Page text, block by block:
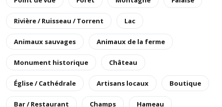
Rivière / Ruisseau / Torrent Lac
Animaux sauvages Animaux de la ferme
Monument historique Château
Église / Cathédrale Artisans locaux Boutique
Bar / Restaurant Champs Hameau